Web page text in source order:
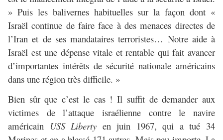
» Puis les balivernes habituelles sur la façon dont «
Israël continue de faire face à des menaces directes de
l’Iran et de ses mandataires terroristes… Notre aide à
Israël est une dépense vitale et rentable qui fait avancer
d’importantes intérêts de sécurité nationale américains
dans une région très difficile. »
Bien sûr que c’est le cas ! Il suffit de demander aux
victimes de l’attaque israélienne contre le navire
américain USS Liberty en juin 1967, qui a tué 34